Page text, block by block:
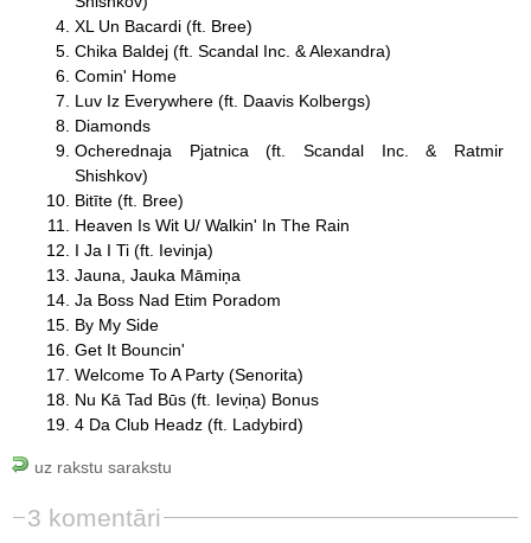
XL Un Bacardi (ft. Bree)
Chika Baldej (ft. Scandal Inc. & Alexandra)
Comin' Home
Luv Iz Everywhere (ft. Daavis Kolbergs)
Diamonds
Ocherednaja Pjatnica (ft. Scandal Inc. & Ratmir
Shishkov)
Bitīte (ft. Bree)
Heaven Is Wit U/ Walkin' In The Rain
I Ja I Ti (ft. Ievinja)
Jauna, Jauka Māmiņa
Ja Boss Nad Etim Poradom
By My Side
Get It Bouncin'
Welcome To A Party (Senorita)
Nu Kā Tad Būs (ft. Ieviņa) Bonus
4 Da Club Headz (ft. Ladybird)
uz rakstu sarakstu
3 komentāri